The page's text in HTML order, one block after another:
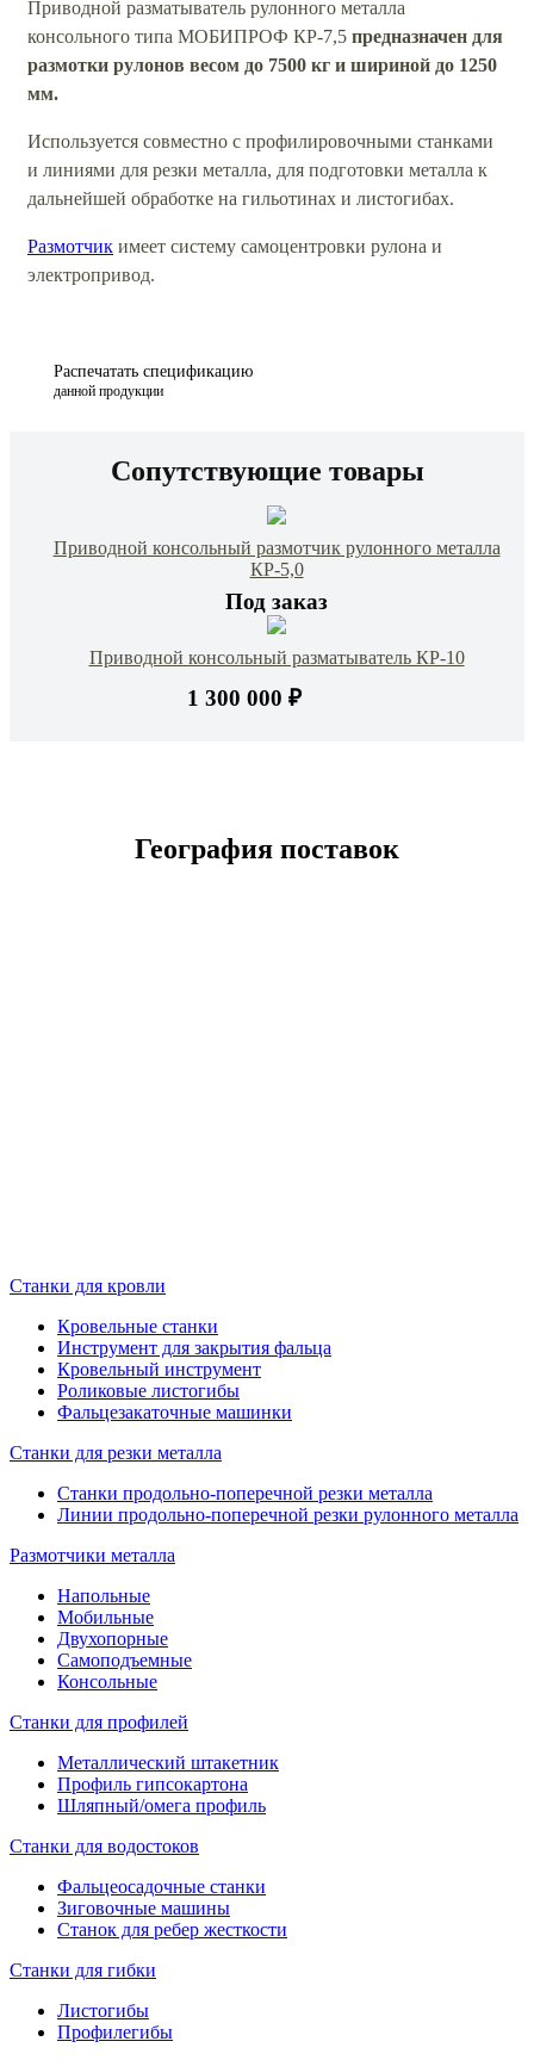
Приводной разматыватель рулонного металла
консольного типа МОБИПРОФ КР-7,5 предназначен для
размотки рулонов весом до 7500 кг и шириной до 1250
мм.
Используется совместно с профилировочными станками
и линиями для резки металла, для подготовки металла к
дальнейшей обработке на гильотинах и листогибах.
Размотчик имеет систему самоцентровки рулона и
электропривод.
Распечатать спецификацию
данной продукции
Сопутствующие товары
Приводной консольный размотчик рулонного металла
КР-5,0
Под заказ
Приводной консольный разматыватель КР-10
1 300 000 ₽
География поставок
Станки для кровли
Кровельные станки
Инструмент для закрытия фальца
Кровельный инструмент
Роликовые листогибы
Фальцезакаточные машинки
Станки для резки металла
Станки продольно-поперечной резки металла
Линии продольно-поперечной резки рулонного металла
Размотчики металла
Напольные
Мобильные
Двухопорные
Самоподъемные
Консольные
Станки для профилей
Металлический штакетник
Профиль гипсокартона
Шляпный/омега профиль
Станки для водостоков
Фальцеосадочные станки
Зиговочные машины
Станок для ребер жесткости
Станки для гибки
Листогибы
Профилегибы